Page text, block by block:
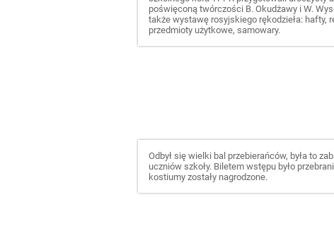
poświęconą twórczości B. Okudżawy i W.
także wystawę rosyjskiego rękodzieła: hafty,
przedmioty użytkowe, samowary.
Odbył się wielki bal przebierańców, była to
uczniów szkoły. Biletem wstępu było
kostiumy zostały nagrodzone.